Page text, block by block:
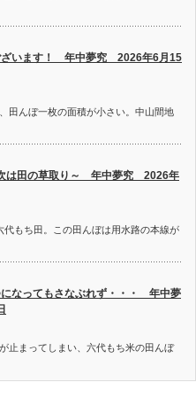
ざいます！ 年中夢究 2026年6月15
田んぼ一枚の面積が小さい。中山間地
は田の草取り～ 年中夢究 2026年
もち田。この田んぼは用水路の本線が
なってもさなぶれず・・・ 年中夢
止まってしまい、六代もち米の田んぼ